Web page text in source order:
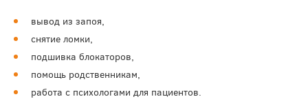
вывод из запоя,
снятие ломки,
подшивка блокаторов,
помощь родственникам,
работа с психологами для пациентов.